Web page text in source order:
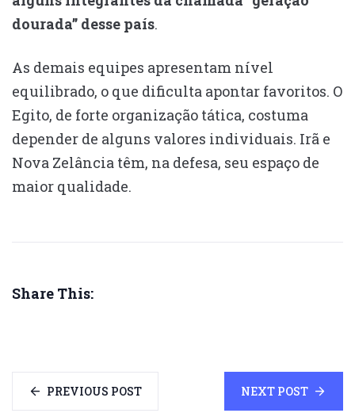
dourada” desse país.
As demais equipes apresentam nível
equilibrado, o que dificulta apontar favoritos. O
Egito, de forte organização tática, costuma
depender de alguns valores individuais. Irã e
Nova Zelância têm, na defesa, seu espaço de
maior qualidade.
Share This:
PREVIOUS POST NEXT POST